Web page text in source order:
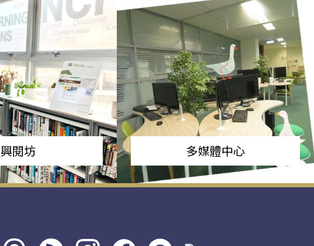
興閱坊 多媒體中心